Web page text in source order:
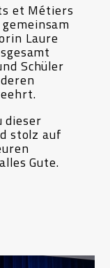
et Métiers
Laure
Schüler
dieser
stolz auf
Gute.